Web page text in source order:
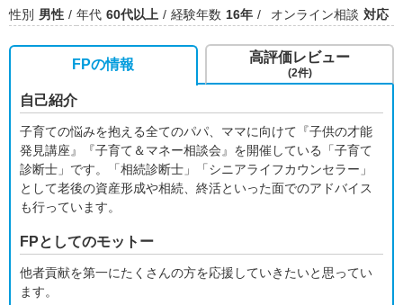
性別 男性 年代 60代以上 経験年数 16年 オンライン相談 対応
FPの情報
自己紹介
子育ての悩みを抱える全てのパパ、ママに向けて『子供の才能
発見講座』『子育て＆マネー相談会』を開催している「子育て
診断士」です。「相続診断士」「シニアライフカウンセラー」
として老後の資産形成や相続、終活といった面でのアドバイス
も行っています。
FPとしてのモットー
他者貢献を第一にたくさんの方を応援していきたいと思ってい
ます。
高評価レビュー
(2件)